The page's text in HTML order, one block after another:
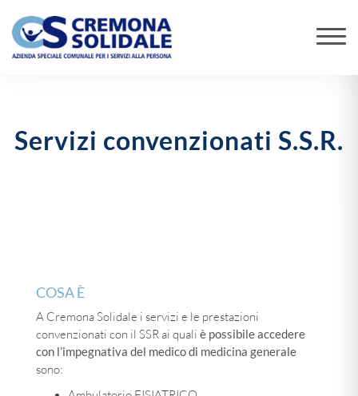
Servizi convenzionati S.S.R.
COSA È
A Cremona Solidale i servizi e le prestazioni
convenzionati con il SSR ai quali è possibile accedere
con l’impegnativa del medico di medicina generale
sono: